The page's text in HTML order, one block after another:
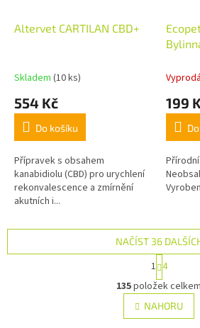
Altervet CARTILAN CBD+
Skladem (10 ks)
554 Kč
Do košíku
Přípravek s obsahem
kanabidiolu (CBD) pro urychlení
rekonvalescence a zmírnění
akutních i...
199
O
v
l
á
NAČÍST 36
S
t
r
á
n
k
1 4
135položek celkem
NAHORU